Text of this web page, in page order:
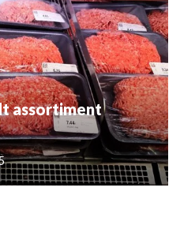
assortiment